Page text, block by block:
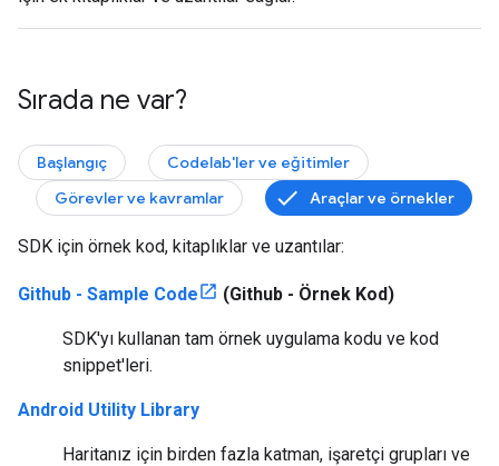
Sırada ne var?
Başlangıç
Codelab'ler ve eğitimler
Görevler ve kavramlar
Araçlar ve örnekler
SDK için örnek kod, kitaplıklar ve uzantılar:
Github - Sample Code (Github - Örnek Kod)
SDK'yı kullanan tam örnek uygulama kodu ve kod
snippet'leri.
Android Utility Library
Haritanız için birden fazla katman, işaretçi grupları ve